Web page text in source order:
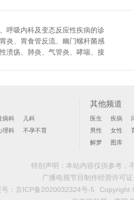
呼吸内科及变态反应性疾病的诊
炎、胃食管反流、幽门螺杆菌感
溃疡、肺炎、气管炎、哮喘、接
病科
儿科
理科
不孕不育
其他频道
医生 疾病
男性
女性
解梦
图库
特别声明：本站内容仅供参考，
广播电视节目制作经营许可证
： 京ICP备2020032324号-5
Copyright